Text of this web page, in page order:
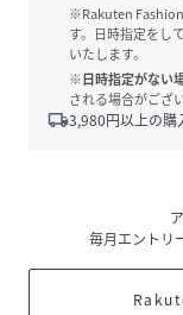
※Rakuten
す。日時指定をし
いたします。
※日時指定がない
される場合がござ
local_shipping3,980円以上の購
毎月エントリ